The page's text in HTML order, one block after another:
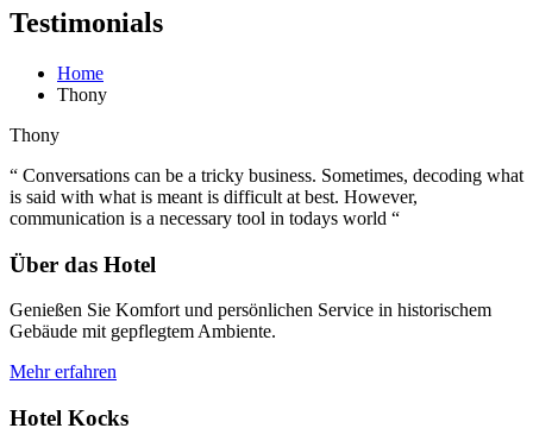
Testimonials
Home
Thony
Thony
“ Conversations can be a tricky business. Sometimes, decoding what
is said with what is meant is difficult at best. However,
communication is a necessary tool in todays world “
Über das Hotel
Genießen Sie Komfort und persönlichen Service in historischem
Gebäude mit gepflegtem Ambiente.
Mehr erfahren
Hotel Kocks